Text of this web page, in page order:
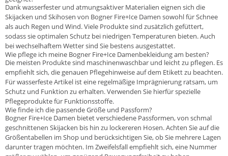
Dank wasserfester und atmungsaktiver Materialien eignen sich die
Skijacken und Skihosen von Bogner Fire+Ice Damen sowohl für Schnee
als auch Regen und Wind. Viele Produkte sind zusätzlich gefüttert,
sodass sie optimalen Schutz bei niedrigen Temperaturen bieten. Auch
bei wechselhaftem Wetter sind Sie bestens ausgestattet.
Wie pflege ich meine Bogner Fire+Ice Damenbekleidung am besten?
Die meisten Produkte sind maschinenwaschbar und leicht zu pflegen. Es
empfiehlt sich, die genauen Pflegehinweise auf dem Etikett zu beachten.
Für wasserfeste Artikel ist eine regelmäßige Imprägnierung ratsam, um
Schutz und Funktion zu erhalten. Verwenden Sie hierfür spezielle
Pflegeprodukte für Funktionsstoffe.
Wie finde ich die passende Größe und Passform?
Bogner Fire+Ice Damen bietet verschiedene Passformen, von schmal
geschnittenen Skijacken bis hin zu lockereren Hosen. Achten Sie auf die
Größentabellen im Shop und berücksichtigen Sie, ob Sie mehrere Lagen
darunter tragen möchten. Im Zweifelsfall empfiehlt sich, eine Nummer